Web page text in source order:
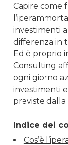
Capire come
investimenti
differenza in
Ed è proprio
Consulting
ogni giorno
investimenti e
previste dalla
Indice dei
Cos’è